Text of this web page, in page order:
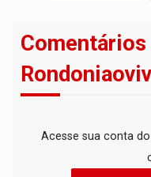
Comentários
Acesse sua conta